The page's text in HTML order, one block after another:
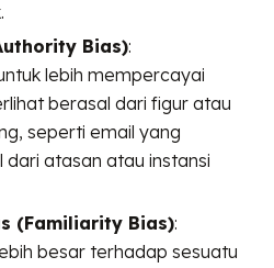
Bias):
lebih mempercayai
berasal dari figur atau
seperti email yang
dari atasan atau instansi
(Familiarity Bias):
besar terhadap sesuatu